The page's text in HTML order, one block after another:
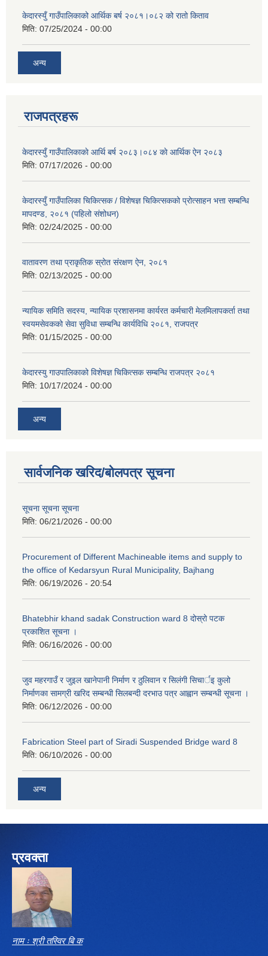
केदारस्युँ गाउँपालिकाको आर्थिक बर्ष २०८१।०८२ को रातो किताव
मिति: 07/25/2024 - 00:00
अन्य
राजपत्रहरू
केदारस्युँ गाउँपालिकाकाे आर्थि बर्ष २०८३।०८४ काे आर्थिक ऐन २०८३
मिति: 07/17/2026 - 00:00
केदारस्युँ गाउँपालिका चिकित्सक / विशेषज्ञ चिकित्सकको प्रोत्साहन भत्ता सम्बन्धि
मापदण्ड, २०८१ (पहिलो संशोधन)
मिति: 02/24/2025 - 00:00
वातावरण तथा प्राकृतिक स्रोत संरक्षण ऐन, २०८१
मिति: 02/13/2025 - 00:00
न्यायिक समिति सदस्य, न्यायिक प्रशासनमा कार्यरत कर्मचारी मेलमिलापकर्ता तथा
स्वयमसेवकको सेवा सुविधा सम्बन्धि कार्यविधि २०८१, राजपत्र
मिति: 01/15/2025 - 00:00
केदारस्यु गाउपालिकाको विशेषज्ञ चिकित्सक सम्बन्धि राजपत्र २०८१
मिति: 10/17/2024 - 00:00
अन्य
सार्वजनिक खरिद/बोलपत्र सूचना
सूचना सूचना सूचना
मिति: 06/21/2026 - 00:00
Procurement of Different Machineable items and supply to
the office of Kedarsyun Rural Municipality, Bajhang
मिति: 06/19/2026 - 20:54
Bhatebhir khand sadak Construction ward 8 दोस्रो पटक
प्रकाशित सूचना ।
मिति: 06/16/2026 - 00:00
जुव महरगाउँ र जुइल खानेपानी निर्माण र ठुलिवान र सिलंगी सिचार्इ कुलो
निर्माणका सामग्री खरिद सम्बन्धी सिलबन्दी दरभाउ पत्र आह्वान सम्बन्धी सूचना ।
मिति: 06/12/2026 - 00:00
Fabrication Steel part of Siradi Suspended Bridge ward 8
मिति: 06/10/2026 - 00:00
अन्य
प्रवक्ता
नाम ः श्री तस्विर बि क